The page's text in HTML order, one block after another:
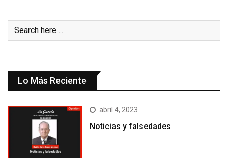
Lo Más Reciente
abril 4, 2023
Noticias y falsedades